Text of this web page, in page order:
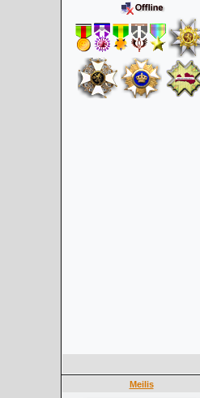
Meilis